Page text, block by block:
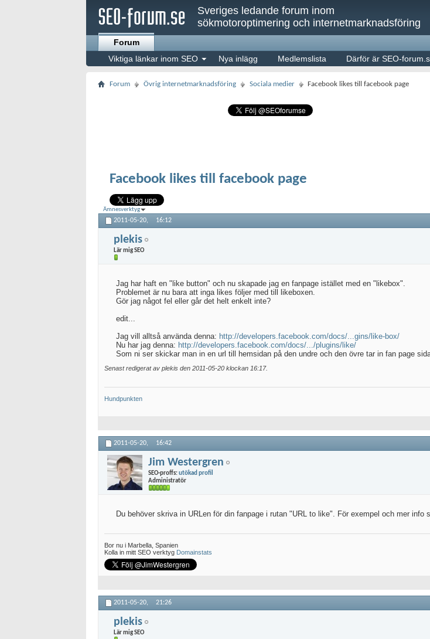
Sveriges ledande forum inom
sökmotoroptimering och internetmarknadsföring
Forum
Viktiga länkar inom SEO
Nya inlägg Medlemslista Därför är SEO-
Forum Övrig internetmarknadsföring Sociala medier Facebook likes till facebook page
Facebook likes till facebook page
Ämnesverktyg
2011-05-20, 16:12
plekis
Lär mig SEO
Jag har haft en "like button" och nu skapade jag en fanpage istället med en "likebox".
Problemet är nu bara att inga likes följer med till likeboxen.
Gör jag något fel eller går det helt enkelt inte?
edit...
Jag vill alltså använda denna: http://developers.facebook.com/docs/...gins/like-box/
Nu har jag denna: http://developers.facebook.com/docs/.../plugins/like/
Som ni ser skickar man in en url till hemsidan på den undre och den övre tar in fan page
Senast redigerat av plekis den 2011-05-20 klockan 16:17.
Hundpunkten
2011-05-20, 16:42
Jim Westergren
SEO-proffs:utökad profil
Administratör
Du behöver skriva in URLen för din fanpage i rutan "URL to like". För exempel och mer info
Bor nu i Marbella, Spanien
Kolla in mitt SEO verktyg Domainstats
2011-05-20, 21:26
plekis
Lär mig SEO